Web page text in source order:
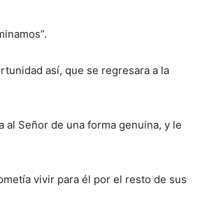
así, que se regresara a la
al Señor de una forma genuina, y le
vivir para él por el resto de sus